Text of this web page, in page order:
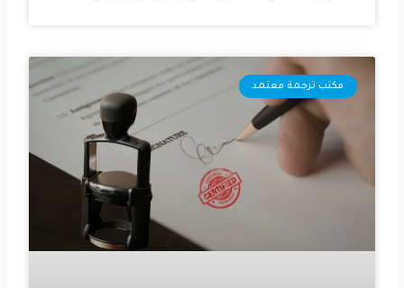
مكتب ترجمة معتمد